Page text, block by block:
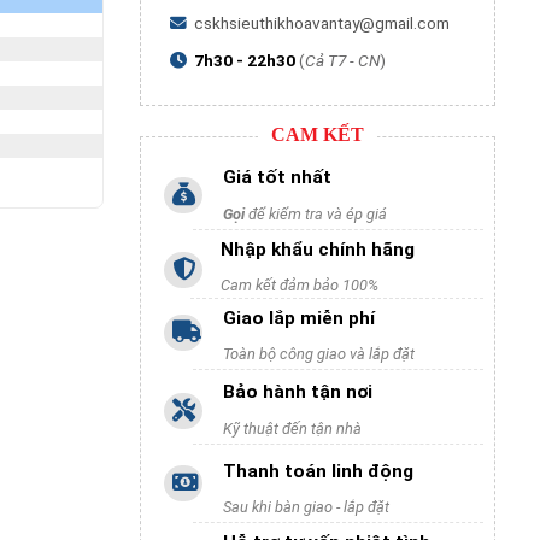
cskhsieuthikhoavantay@gmail.com
7h30 - 22h30(Cả T7 - CN)
CAM KẾT
Giá tốt nhất
Gọiđể kiểm tra và ép giá
Nhập khẩu chính hãng
Cam kết đảm bảo 100%
Giao lắp miễn phí
Toàn bộ công giao và lắp đặt
Bảo hành tận nơi
Kỹ thuật đến tận nhà
Thanh toán linh động
Sau khi bàn giao - lắp đặt